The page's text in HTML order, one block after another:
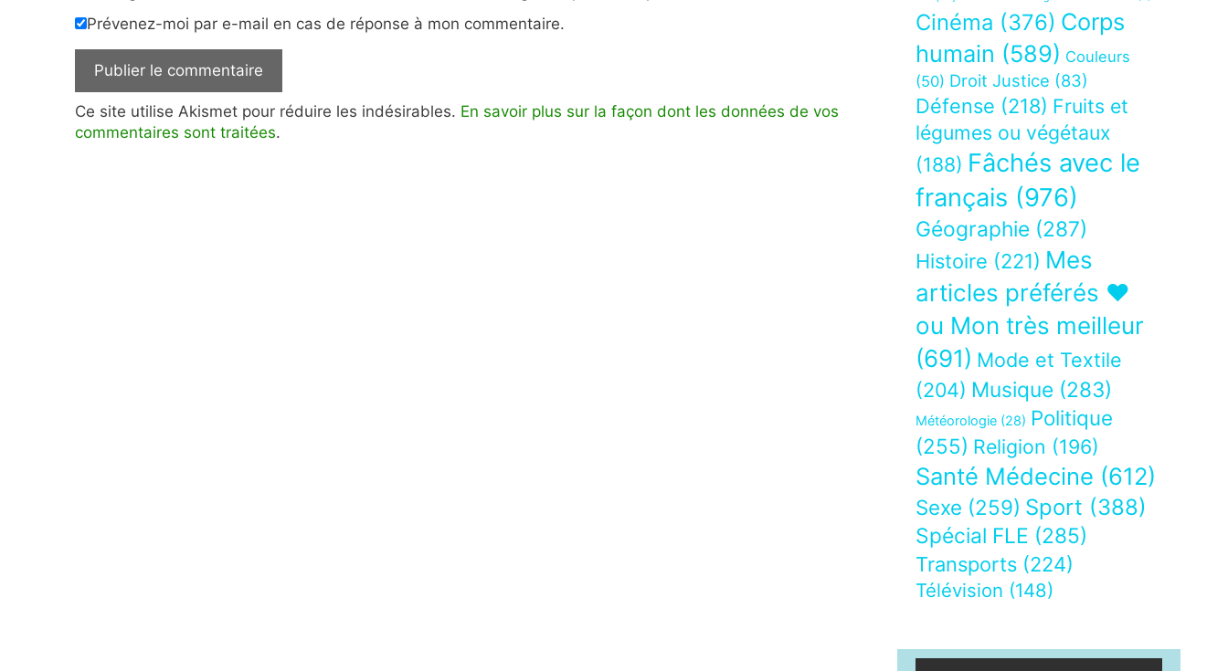
Prévenez-moi par e-mail en cas de réponse à mon commentaire.
Ce site utilise Akismet pour réduire les indésirables. En savoir plus sur la façon dont les données de vos
commentaires sont traitées.
Cinéma (376) Corps
humain (589) Couleurs
(50) Droit Justice (83)
Défense (218) Fruits et
légumes ou végétaux
(188) Fâchés avec le
français (976)
Géographie (287)
Histoire (221) Mes
articles préférés ❤
ou Mon très meilleur
(691) Mode et Textile
(204) Musique (283)
Météorologie (28) Politique
(255) Religion (196)
Santé Médecine (612)
Sexe (259) Sport (388)
Spécial FLE (285)
Transports (224)
Télévision (148)